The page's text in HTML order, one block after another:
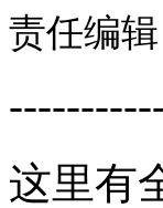
责任编
这里有